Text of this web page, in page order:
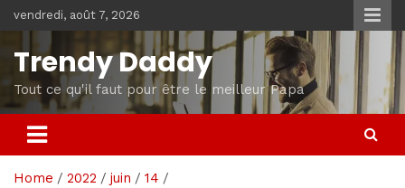
to
content
vendredi, août 7, 2026
Trendy Daddy
Tout ce qu'il faut pour être le meilleur Papa
Home 2022 juin
14